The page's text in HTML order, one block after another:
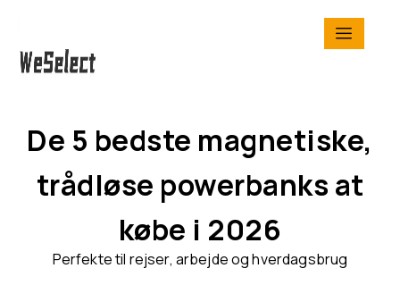
De 5 bedste magnetiske,
trådløse powerbanks at
købe i 2026
Perfekte til rejser, arbejde og hverdagsbrug